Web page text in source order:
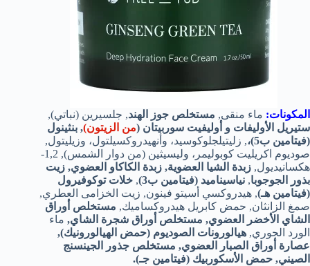
المكونات: ماء منقى, مستخلص جوز الهند, جلسيرين (نباتي),
ستيريل الأوليفات و أوليفيت سوربيتان (من الزيتون), بنثينول
(فيتامين ب5)،
, زليتيلجلوكوسيد، وأنهيدروكسيلتول، وزيليتول,
صوديوم اكريليت كوبوليمر، وليسيثين (من دوار الشمس), 1,2-
هكسانيديول, زبدة الشيا العضوية, زبدة الكاكاو العضوي, زيت
بذور الجوجوبا, نياسيناميد (فيتامين ب3) , خلات توكوفيرول
(فيتامين هـ), هيدروكسي أسيتو فينون, زيت الخزامى العطري,
صمغ الزانثان, حمض كابريل هيدروكساميك, مستخلص أوراق
الشاي الأخضر العضوي, مستخلص أوراق شجرة الشاي, ماء
الورد الجوري, هيالورونات الصوديوم (حمض الهيالورونيك),
عصارة أوراق الصبار العضوي, مستخلص جذور الجينسنج
الصيني, حمض الأسكوربيك (فيتامين جـ).